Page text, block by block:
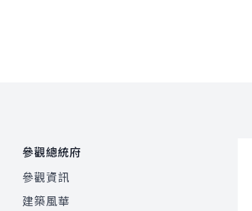
參觀總統府
參觀資訊
建築風華